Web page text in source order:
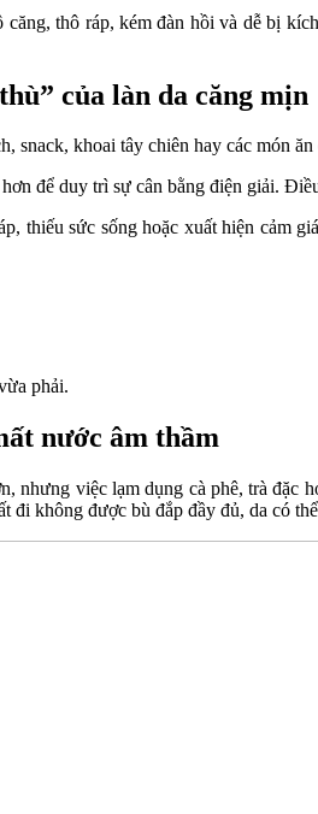
thô ráp, kém đàn hồi và dễ bị
của làn da căng mịn
snack, khoai tây chiên hay các món
để duy trì sự cân bằng điện giải.
thiếu sức sống hoặc xuất hiện cảm
phải.
nước âm thầm
nhưng việc lạm dụng cà phê, trà
không được bù đắp đầy đủ, da có